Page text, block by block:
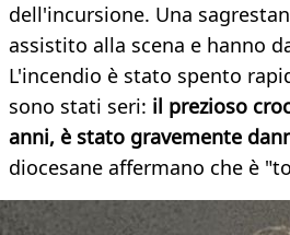
dell'incursione. Una
assistito alla scena e hanno
L'incendio è stato spento
sono stati seri: il prezioso
anni, è stato gravemente
diocesane affermano che è